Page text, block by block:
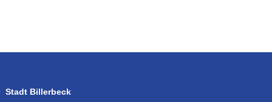
Stadt Billerbeck